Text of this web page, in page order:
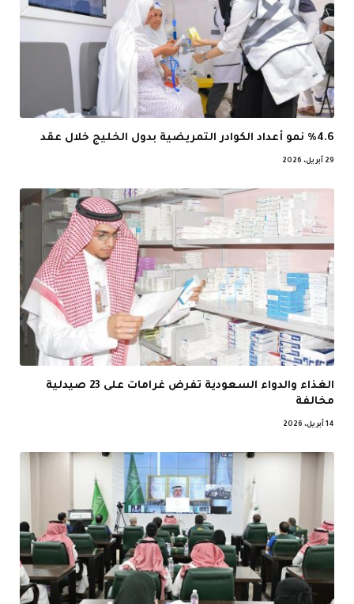
%4.6 نمو أعداد الكوادر التمريضية بدول الخليج خلال عقد
29 أبريل، 2026
الغذاء والدواء السعودية تفرض غرامات على 23 صيدلية
مخالفة
14 أبريل، 2026